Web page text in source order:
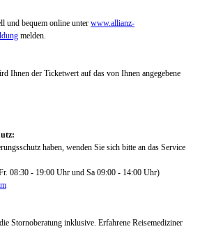
und bequem online unter www.allianz-
melden.
Ihnen der Ticketwert auf das von Ihnen angegebene
haben, wenden Sie sich bitte an das Service
08:30 - 19:00 Uhr und Sa 09:00 - 14:00 Uhr)
Stornoberatung inklusive. Erfahrene Reisemediziner